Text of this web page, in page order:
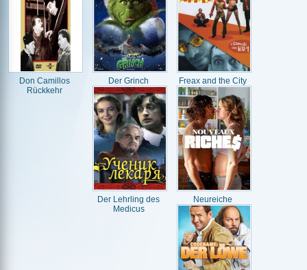
Don Camillos
Rückkehr
Der Grinch Freax and the City
Der Lehrling des
Medicus
Neureiche